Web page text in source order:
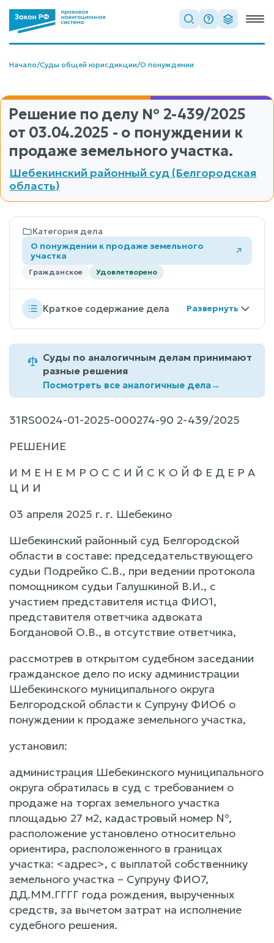
Начало/Суды общей юрисдикции/О понуждении
Решение по делу № 2-439/2025
от 03.04.2025 - о понуждении к
продаже земельного участка.
Шебекинский районный суд (Белгородская
область)
Категория дела
О понуждении к продаже земельного
участка
Гражданское Удовлетворено
Краткое содержание дела
Суды по аналогичным делам принимают
разные решения
Посмотреть все аналогичные дела→
31RS0024-01-2025-000274-90 2-439/2025
РЕШЕНИЕ
И М Е Н Е М Р О С С И Й С К О Й Ф Е Д Е Р А
Ц И И
03 апреля 2025 г. г. Шебекино
Шебекинский районный суд Белгородской
области в составе: председательствующего
судьи Подрейко С.В., при ведении протокола
помощником судьи Галушкиной В.И., с
участием представителя истца ФИО1,
представителя ответчика адвоката
Богдановой О.В., в отсутствие ответчика,
рассмотрев в открытом судебном заседании
гражданское дело по иску администрации
Шебекинского муниципального округа
Белгородской области к Супруну ФИО6 о
понуждении к продаже земельного участка,
установил:
администрация Шебекинского муниципального
округа обратилась в суд с требованием о
продаже на торгах земельного участка
площадью 27 м2, кадастровый номер №,
расположение установлено относительно
ориентира, расположенного в границах
участка: <адрес>, с выплатой собственнику
земельного участка – Супруну ФИО7,
ДД.ММ.ГГГГ года рождения, вырученных
средств, за вычетом затрат на исполнение
судебного решения.